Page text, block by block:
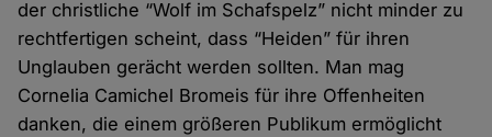
der christliche “Wolf im Schafspelz” nicht minder zu
rechtfertigen scheint, dass “Heiden” für ihren
Unglauben gerächt werden sollten. Man mag
Cornelia Camichel Bromeis für ihre Offenheiten
danken, die einem größeren Publikum ermöglicht